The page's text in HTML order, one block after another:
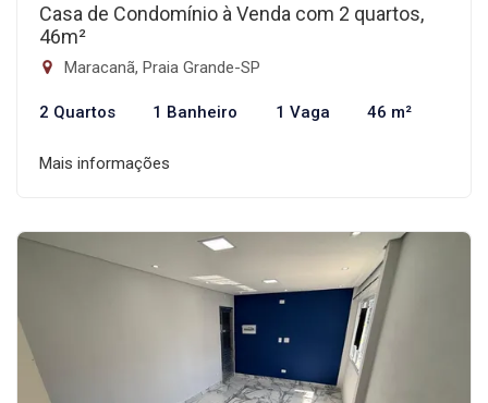
Casa de Condomínio à Venda com 2 quartos,
46m²
Maracanã, Praia Grande-SP
2 Quartos 1 Banheiro 1 Vaga 46 m²
Mais informações